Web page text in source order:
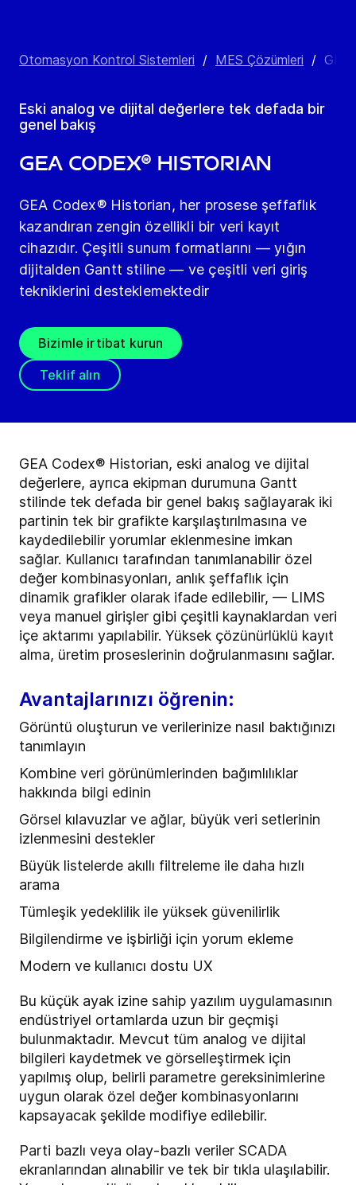
Otomasyon Kontrol Sistemleri / MES Çözümleri / GEA
Eski analog ve dijital değerlere tek defada bir
genel bakış
GEA Codex® Historian
GEA Codex® Historian, her prosese şeffaflık
kazandıran zengin özellikli bir veri kayıt
cihazıdır. Çeşitli sunum formatlarını — yığın
dijitalden Gantt stiline — ve çeşitli veri giriş
tekniklerini desteklemektedir
Bizimle irtibat kurun
Teklif alın
GEA Codex® Historian, eski analog ve dijital
değerlere, ayrıca ekipman durumuna Gantt
stilinde tek defada bir genel bakış sağlayarak iki
partinin tek bir grafikte karşılaştırılmasına ve
kaydedilebilir yorumlar eklenmesine imkan
sağlar. Kullanıcı tarafından tanımlanabilir özel
değer kombinasyonları, anlık şeffaflık için
dinamik grafikler olarak ifade edilebilir, — LIMS
veya manuel girişler gibi çeşitli kaynaklardan veri
içe aktarımı yapılabilir. Yüksek çözünürlüklü kayıt
alma, üretim proseslerinin doğrulanmasını sağlar.
Avantajlarınızı öğrenin:
Görüntü oluşturun ve verilerinize nasıl baktığınızı
tanımlayın
Kombine veri görünümlerinden bağımlılıklar
hakkında bilgi edinin
Görsel kılavuzlar ve ağlar, büyük veri setlerinin
izlenmesini destekler
Büyük listelerde akıllı filtreleme ile daha hızlı
arama
Tümleşik yedeklilik ile yüksek güvenilirlik
Bilgilendirme ve işbirliği için yorum ekleme
Modern ve kullanıcı dostu UX
Bu küçük ayak izine sahip yazılım uygulamasının
endüstriyel ortamlarda uzun bir geçmişi
bulunmaktadır. Mevcut tüm analog ve dijital
bilgileri kaydetmek ve görselleştirmek için
yapılmış olup, belirli parametre gereksinimlerine
uygun olarak özel değer kombinasyonlarını
kapsayacak şekilde modifiye edilebilir.
Parti bazlı veya olay-bazlı veriler SCADA
ekranlarından alınabilir ve tek bir tıkla ulaşılabilir.